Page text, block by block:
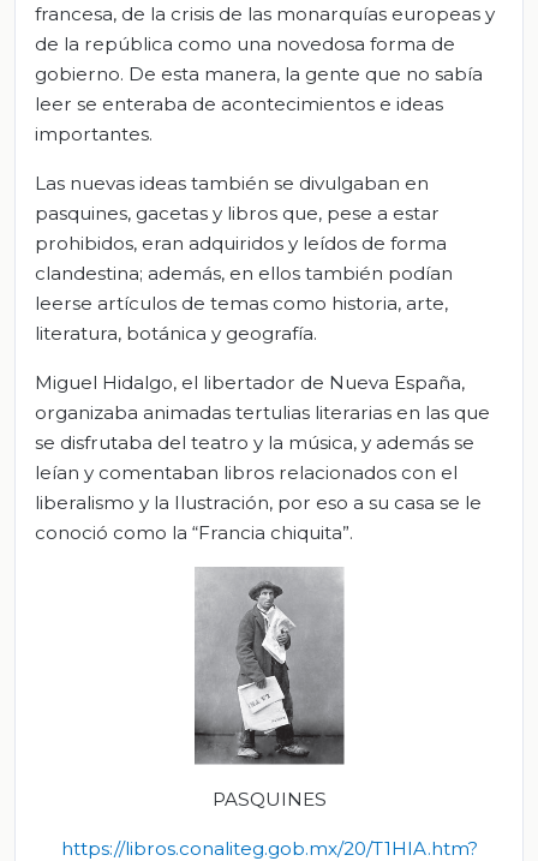
francesa, de la crisis de las monarquías europeas y
de la república como una novedosa forma de
gobierno. De esta manera, la gente que no sabía
leer se enteraba de acontecimientos e ideas
importantes.
Las nuevas ideas también se divulgaban en
pasquines, gacetas y libros que, pese a estar
prohibidos, eran adquiridos y leídos de forma
clandestina; además, en ellos también podían
leerse artículos de temas como historia, arte,
literatura, botánica y geografía.
Miguel Hidalgo, el libertador de Nueva España,
organizaba animadas tertulias literarias en las que
se disfrutaba del teatro y la música, y además se
leían y comentaban libros relacionados con el
liberalismo y la Ilustración, por eso a su casa se le
conoció como la “Francia chiquita”.
PASQUINES
https://libros.conaliteg.gob.mx/20/T1HIA.htm?